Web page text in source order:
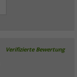
Verifizierte Bewertung